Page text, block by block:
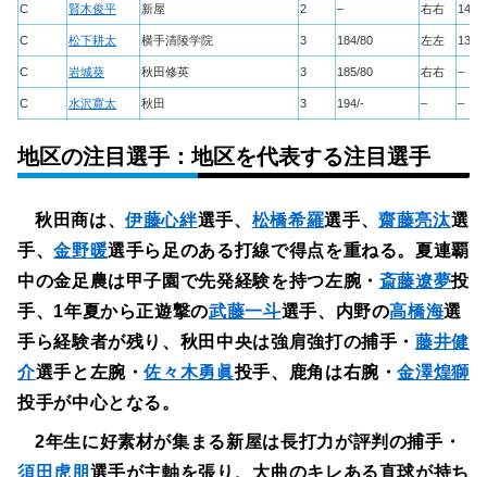
C 賢木俊平 新屋 2 – 右右 143
C 松下耕太 横手清陵学院 3 184/80 左左 137
C 岩城葵 秋田修英 3 185/80 右右 –
C 水沢寛太 秋田 3 194/- – –
地区の注目選手：地区を代表する注目選手
秋田商は、伊藤心絆選手、 松橋希羅選手、齋藤亮汰選
手、金野暖選手ら足のある打線で得点を重ねる。夏連覇
中の金足農は甲子園で先発経験を持つ左腕・斎藤遼夢投
手、1年夏から正遊撃の武藤一斗選手、内野の高橋海選
手ら経験者が残り、秋田中央は強肩強打の捕手・藤井健
介選手と左腕・佐々木勇眞投手、鹿角は右腕・金澤煌獅
投手が中心となる。
2年生に好素材が集まる新屋は長打力が評判の捕手・
須田虎朋選手が主軸を張り、大曲のキレある直球が持ち